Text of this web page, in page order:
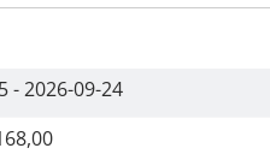
- 2026-09-24